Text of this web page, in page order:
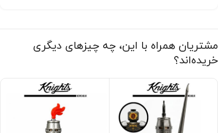
مشتریان همراه با این، چه چیزهای دیگری
خریده‌اند؟